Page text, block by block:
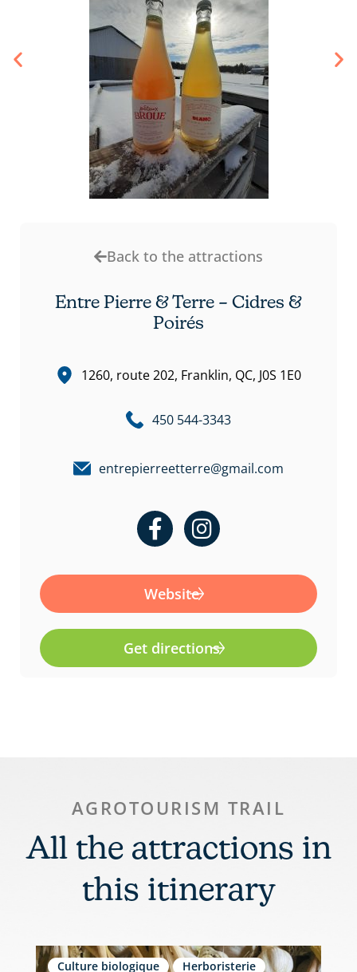
Back to the attractions
Entre Pierre & Terre – Cidres &
Poirés
1260, route 202, Franklin, QC, J0S 1E0
450 544-3343
entrepierreetterre@gmail.com
F
a
e
b
o
o
k
I
n
t
a
g
r
a
Website
Get directions
AGROTOURISM TRAIL
All the attractions in
this itinerary
Culture biologique
Herboristerie